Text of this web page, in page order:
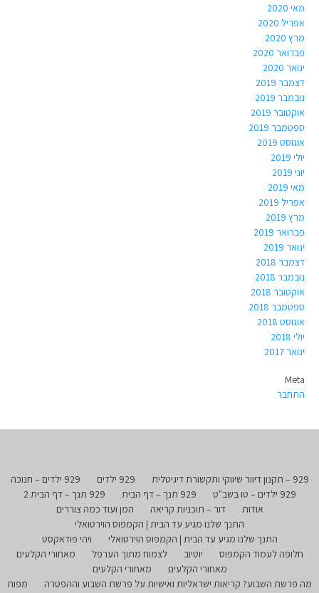
מאי 2020
אפריל 2020
מרץ 2020
פברואר 2020
ינואר 2020
דצמבר 2019
נובמבר 2019
אוקטובר 2019
ספטמבר 2019
אוגוסט 2019
יולי 2019
יוני 2019
מאי 2019
אפריל 2019
מרץ 2019
פברואר 2019
ינואר 2019
דצמבר 2018
נובמבר 2018
אוקטובר 2018
ספטמבר 2018
אוגוסט 2018
יולי 2018
ינואר 2017
Meta
התחבר
929 – תקנון דיוור שיווקי ותקשורת דיגיטלית 929 ילדים
929 ילדים – חנוכה
929 ילדים – טו בשב"ט
929 תנך – דף הבית
929 תנך – דף הבית 2
אודות
דור – תוכניות קריאה
המן ועוד כמה צוררים
התנך שלנו מגיע עד הבית | הקמפוס הוירטואלי
התנך שלנו מגיע עד הבית | הקמפוס הוירטואלי
ויהי פודאקסט
חלופה לעמוד הקמפוס
יוטיוב לצמוח מתוך הערפל
מאחורי הקלעים
מאחורי הקלעים
מאחורי הקלעים
מה פרשת השבוע? קריאות ישראליות ואישיות על פרשת השבוע וההפטרה
מפות